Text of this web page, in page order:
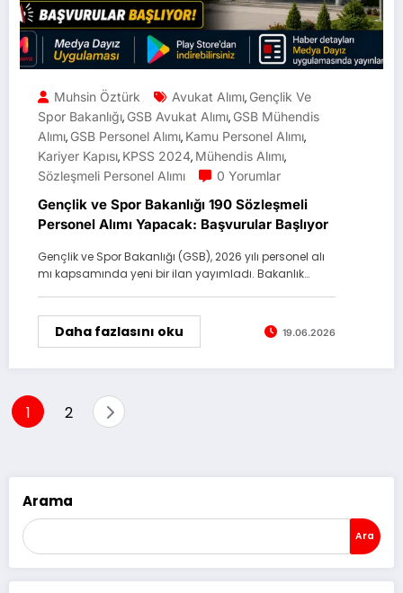
Muhsin Öztürk Avukat Alımı, Gençlik Ve
Spor Bakanlığı, GSB Avukat Alımı, GSB Mühendis
Alımı, GSB Personel Alımı, Kamu Personel Alımı,
Kariyer Kapısı, KPSS 2024, Mühendis Alımı,
Sözleşmeli Personel Alımı
0 Yorumlar
Gençlik ve Spor Bakanlığı 190 Sözleşmeli
Personel Alımı Yapacak: Başvurular Başlıyor
Gençlik ve Spor Bakanlığı (GSB), 2026 yılı personel alı
mı kapsamında yeni bir ilan yayımladı. Bakanlık…
Daha fazlasını oku 19.06.2026
Yazı
1 2
Arama
Ara